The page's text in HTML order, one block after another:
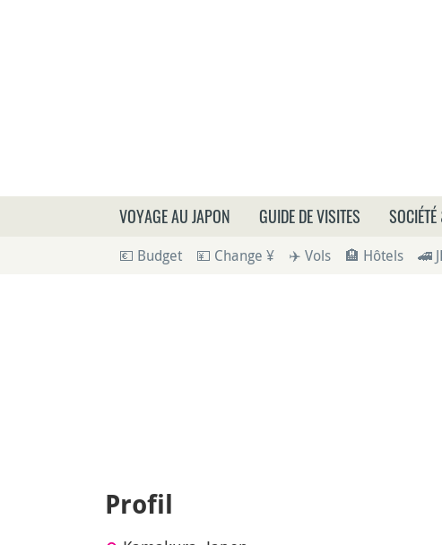
Que
VOYAGE AU JAPON GUIDE DE VISITES
💶 Budget 💴 Change ¥ ✈️ Vols 🏨 Hôtels 🚄
Profil